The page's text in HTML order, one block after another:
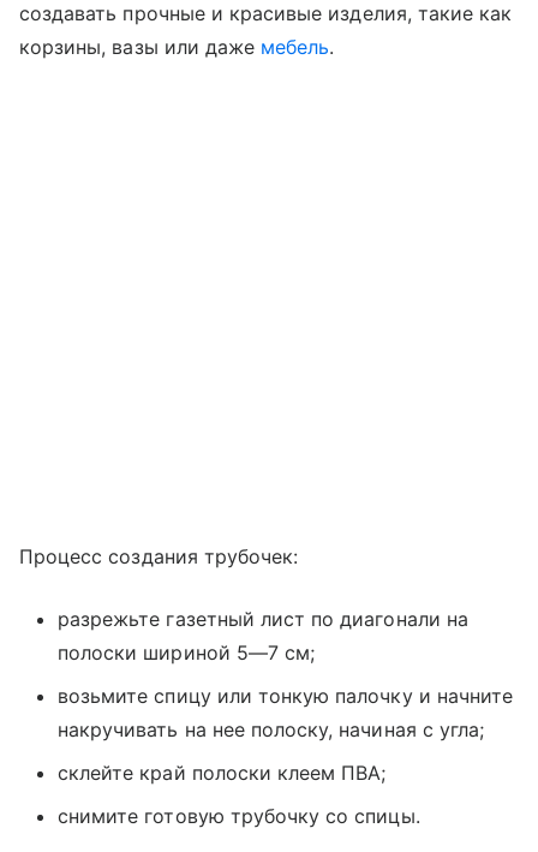
создавать прочные и красивые изделия, такие как
корзины, вазы или даже мебель.
Процесс создания трубочек:
разрежьте газетный лист по диагонали на
полоски шириной 5—7 см;
возьмите спицу или тонкую палочку и начните
накручивать на нее полоску, начиная с угла;
склейте край полоски клеем ПВА;
снимите готовую трубочку со спицы.